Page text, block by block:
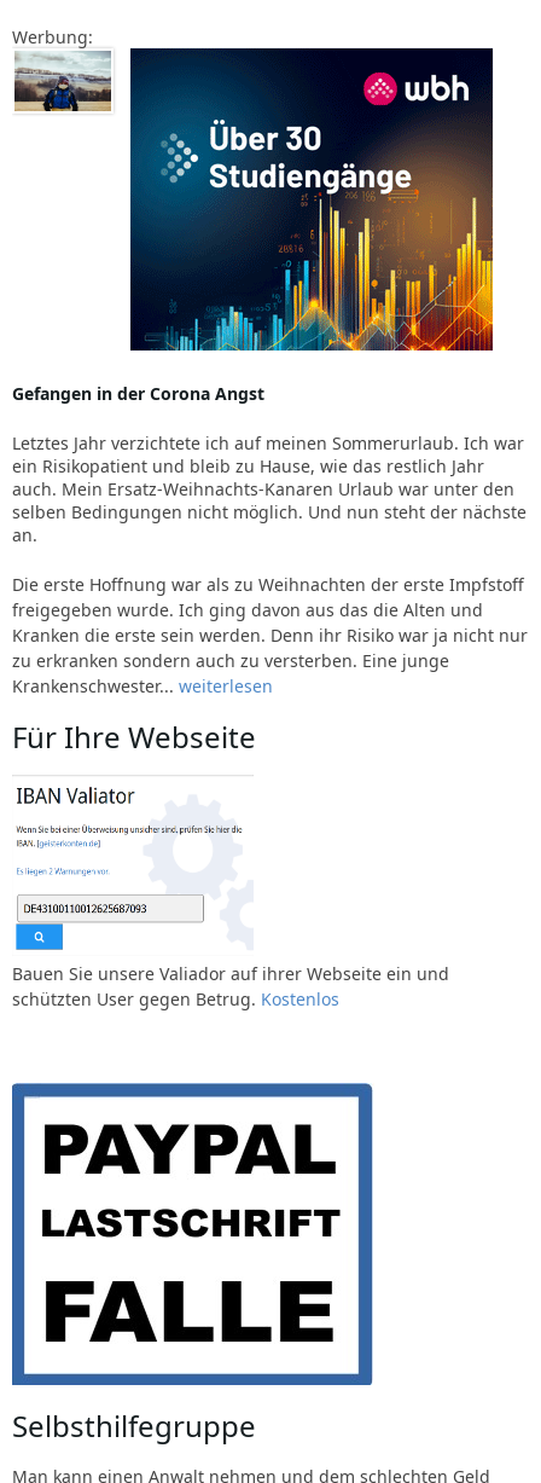
Werbung:
Gefangen in der Corona Angst
Letztes Jahr verzichtete ich auf meinen Sommerurlaub. Ich war
ein Risikopatient und bleib zu Hause, wie das restlich Jahr
auch. Mein Ersatz-Weihnachts-Kanaren Urlaub war unter den
selben Bedingungen nicht möglich. Und nun steht der nächste
an.
Die erste Hoffnung war als zu Weihnachten der erste Impfstoff
freigegeben wurde. Ich ging davon aus das die Alten und
Kranken die erste sein werden. Denn ihr Risiko war ja nicht nur
zu erkranken sondern auch zu versterben. Eine junge
Krankenschwester... weiterlesen
Für Ihre Webseite
Bauen Sie unsere Valiador auf ihrer Webseite ein und
schützten User gegen Betrug. Kostenlos
Selbsthilfegruppe
Man kann einen Anwalt nehmen und dem schlechten Geld